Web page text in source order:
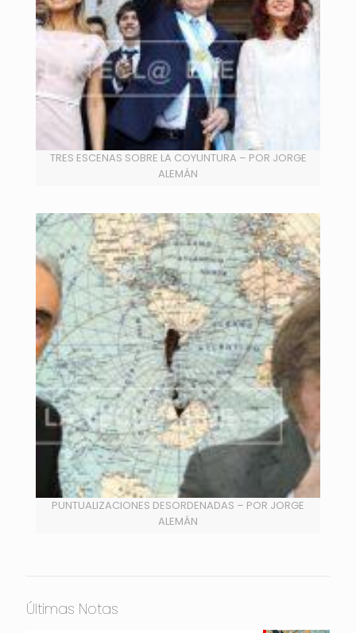
TRES ESCENAS SOBRE LA COYUNTURA – POR JORGE
ALEMÁN
PUNTUALIZACIONES DESORDENADAS – POR JORGE
ALEMÁN
Últimas Notas